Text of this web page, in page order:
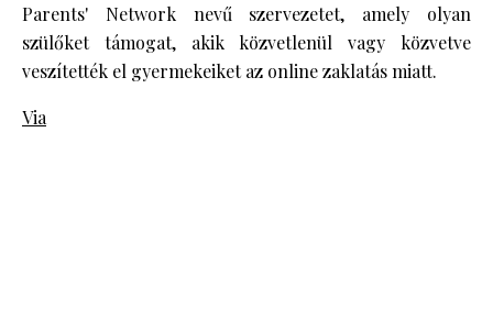
Parents' Network nevű szervezetet, amely olyan
szülőket támogat, akik közvetlenül vagy közvetve
veszítették el gyermekeiket az online zaklatás miatt.
Via